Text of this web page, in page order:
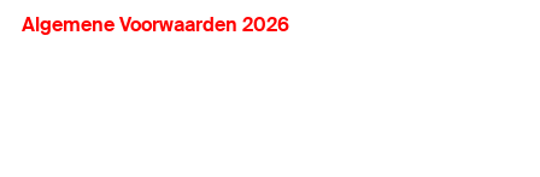
Algemene Voorwaarden 2026